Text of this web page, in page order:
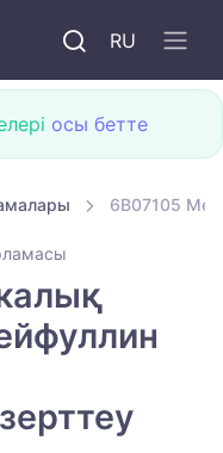
RU
осы бетте
6B07105